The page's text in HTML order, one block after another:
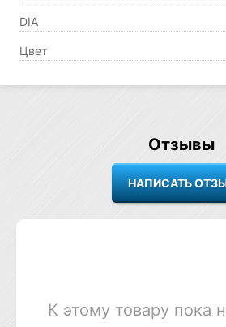
DIA
Цвет
Отзывы
К этому товару пока